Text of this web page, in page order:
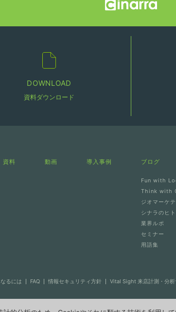
DOWNLOAD
資料ダウンロード
資料 動画 導入事例 ブログ
Fun with
Think with
ジオマーケ
シナラのヒト
業界ルポ
セミナー
用語集
るには FAQ 情報セキュリティ方針 Vital Sight 来店計測・分析